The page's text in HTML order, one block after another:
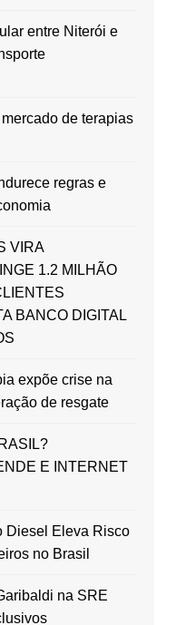
entre Niterói e
de terapias
regras e
VIRA
1.2 MILHÃO
BANCO DIGITAL
expõe crise na
de resgate
E INTERNET
Diesel Eleva Risco
no Brasil
na SRE